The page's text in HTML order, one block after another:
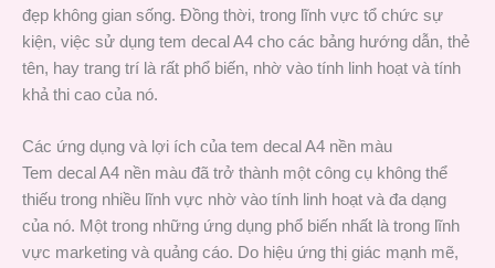
đẹp không gian sống. Đồng thời, trong lĩnh vực tổ chức sự
kiện, việc sử dụng tem decal A4 cho các bảng hướng dẫn, thẻ
tên, hay trang trí là rất phổ biến, nhờ vào tính linh hoạt và tính
khả thi cao của nó.
Các ứng dụng và lợi ích của tem decal A4 nền màu
Tem decal A4 nền màu đã trở thành một công cụ không thể
thiếu trong nhiều lĩnh vực nhờ vào tính linh hoạt và đa dạng
của nó. Một trong những ứng dụng phổ biến nhất là trong lĩnh
vực marketing và quảng cáo. Do hiệu ứng thị giác mạnh mẽ,